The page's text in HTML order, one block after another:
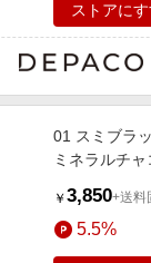
ストアに
01 スミブラ
ミネラルチ
￥ 3,850+送料
5.5%